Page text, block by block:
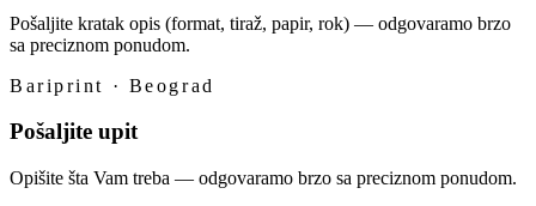
Pošaljite kratak opis (format, tiraž, papir, rok) — odgovaramo brzo
sa preciznom ponudom.
Bariprint · Beograd
Pošaljite upit
Opišite šta Vam treba — odgovaramo brzo sa preciznom ponudom.